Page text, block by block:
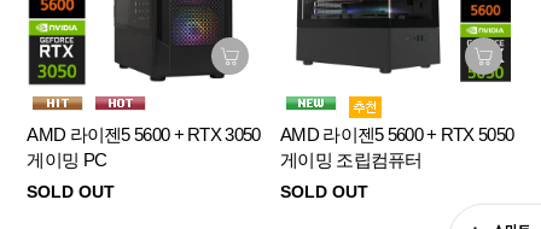
AMD 라이젠5 5600 + RTX 3050
게이밍 PC
SOLD OUT
AMD 라이젠5 5600 + RTX 5050
게이밍 조립컴퓨터
SOLD OUT